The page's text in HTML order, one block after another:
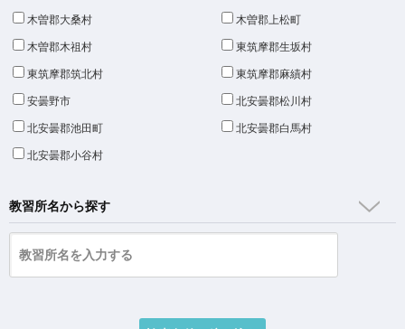
木曽郡大桑村 木曽郡上松町
木曽郡木祖村 東筑摩郡生坂村
東筑摩郡筑北村 東筑摩郡麻績村
安曇野市 北安曇郡松川村
北安曇郡池田町 北安曇郡白馬村
北安曇郡小谷村
教習所名から探す